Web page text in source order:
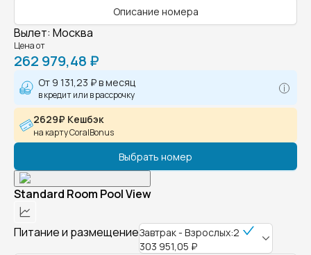
Описание номера
Вылет: Москва
Цена от
262 979,48 ₽
От 9 131,23 ₽в месяц
в кредит или в рассрочку
2629₽ Кешбэк
на карту CoralBonus
Выбрать номер
Standard Room Pool View
Питание и размещениеЗавтрак - Взрослых:2
303 951,05 ₽